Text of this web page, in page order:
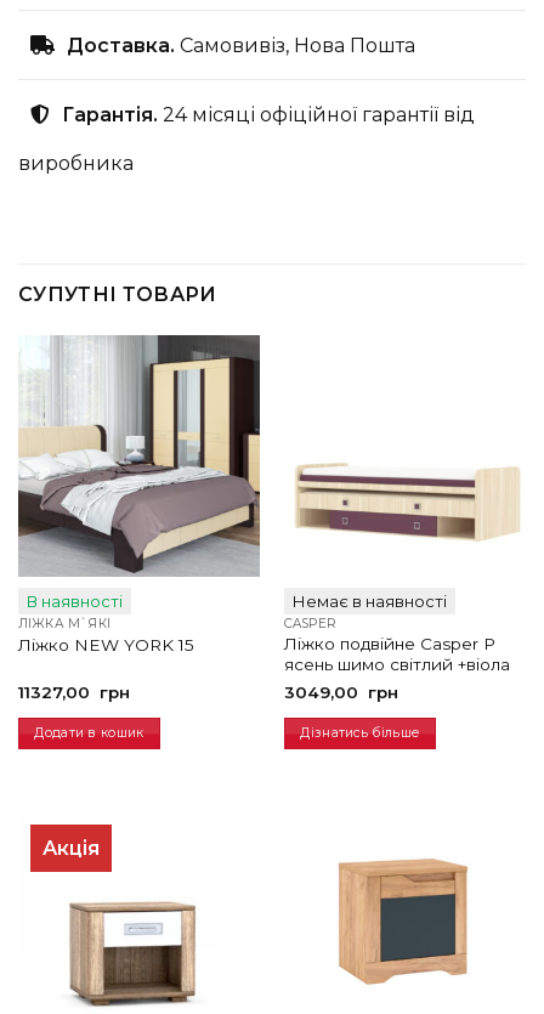
Доставка. Самовивіз, Нова Пошта
Гарантія. 24 місяці офіційної гарантії від
виробника
СУПУТНІ ТОВАРИ
В наявності
ЛІЖКА М`ЯКІ
Ліжко NEW YORK 15
11327,00 грн
Додати в кошик
Немає в наявності
CASPER
Ліжко подвійне Casper P
ясень шимо світлий +віола
3049,00
грн
Дізнатись більше
Акція